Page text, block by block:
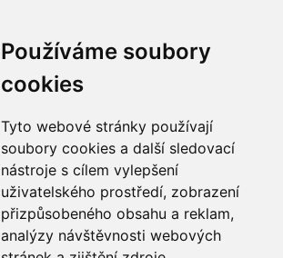
Používáme soubory
cookies
Tyto webové stránky používají
soubory cookies a další sledovací
nástroje s cílem vylepšení
uživatelského prostředí, zobrazení
přizpůsobeného obsahu a reklam,
analýzy návštěvnosti webových
Youtube kanál arboreta